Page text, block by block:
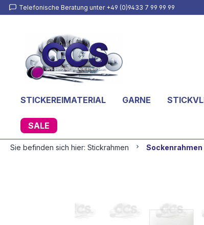
springen
Telefonische Beratung unter +49 (0)9433 7 99 99 99
STICKEREIMATERIAL GARNE
SALE
Sie befinden sich hier: Stickrahmen
Sockenrahmen